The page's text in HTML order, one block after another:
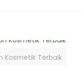
Kosmetik Terbaik